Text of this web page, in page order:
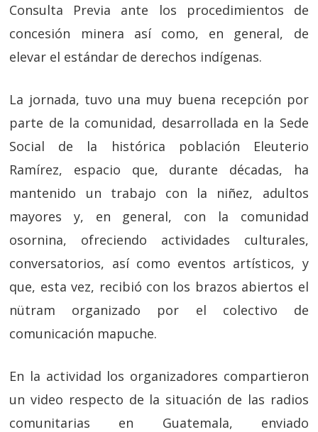
Consulta Previa ante los procedimientos de
concesión minera así como, en general, de
elevar el estándar de derechos indígenas.
La jornada, tuvo una muy buena recepción por
parte de la comunidad, desarrollada en la Sede
Social de la histórica población Eleuterio
Ramírez, espacio que, durante décadas, ha
mantenido un trabajo con la niñez, adultos
mayores y, en general, con la comunidad
osornina, ofreciendo actividades culturales,
conversatorios, así como eventos artísticos, y
que, esta vez, recibió con los brazos abiertos el
nütram organizado por el colectivo de
comunicación mapuche.
En la actividad los organizadores compartieron
un video respecto de la situación de las radios
comunitarias en Guatemala, enviado